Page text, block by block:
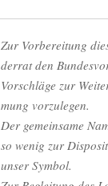
Zur Vor­be­rei­tung
der­rat den
Vor­schlä­ge zur
mung vorzulegen.
Der gemein­sa­me
so wenig zur
unser Symbol.